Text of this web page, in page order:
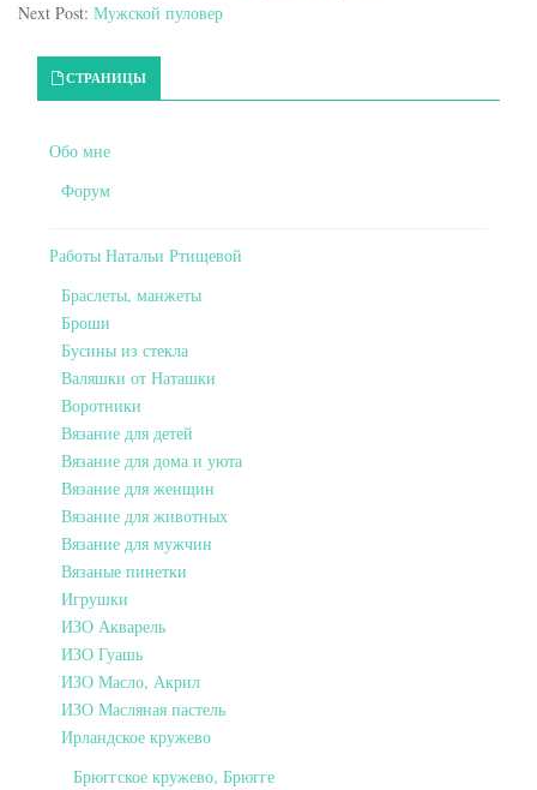
Next Post: Мужской пуловер
Primary Sidebar
СТРАНИЦЫ
Обо мне
Форум
Работы Натальи Ртищевой
Браслеты, манжеты
Броши
Бусины из стекла
Валяшки от Наташки
Воротники
Вязание для детей
Вязание для дома и уюта
Вязание для женщин
Вязание для животных
Вязание для мужчин
Вязаные пинетки
Игрушки
ИЗО Акварель
ИЗО Гуашь
ИЗО Масло, Акрил
ИЗО Масляная пастель
Ирландское кружево
Брюггское кружево, Брюгге